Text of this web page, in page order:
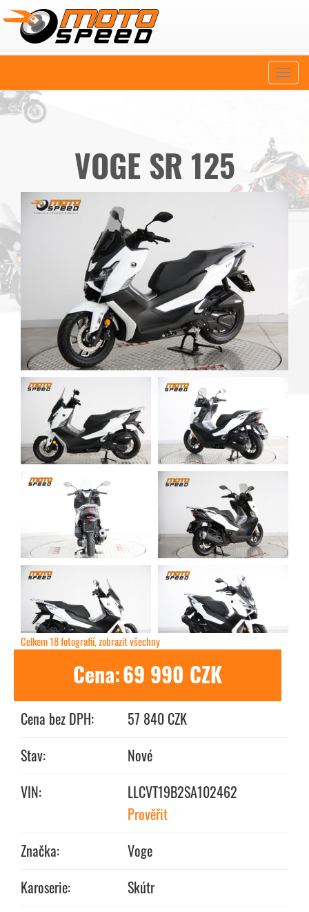
VOGE SR 125
Celkem 18 fotografií, zobrazit všechny
Cena:69 990 CZK
Cena bez DPH:
57 840 CZK
Stav:
Nové
VIN:
LLCVT19B2SA102462
Prověřit
Značka:
Voge
Karoserie:
Skútr